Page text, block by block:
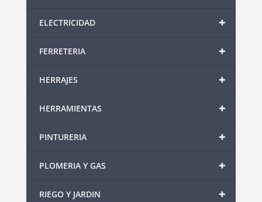
+
ELECTRICIDAD
+
FERRETERIA
+
HERRAJES
+
HERRAMIENTAS
+
PINTURERIA
+
PLOMERIA Y GAS
+
RIEGO Y JARDIN